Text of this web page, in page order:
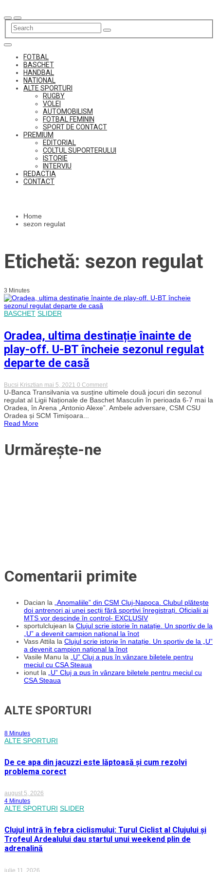
to
content
FOTBAL
BASCHET
HANDBAL
NATIONAL
ALTE SPORTURI
RUGBY
VOLEI
AUTOMOBILISM
FOTBAL FEMININ
SPORT DE CONTACT
PREMIUM
EDITORIAL
COLTUL SUPORTERULUI
ISTORIE
INTERVIU
REDACTIA
CONTACT
Home
sezon regulat
Etichetă: sezon regulat
3 Minutes
BASCHET SLIDER
Oradea, ultima destinație înainte de
play-off. U-BT încheie sezonul regulat
departe de casă
Bucsi Krisztian mai 5, 2021 0 Commenton
Oradea,
ultima
destinație
înainte
U-Banca Transilvania va susține ultimele două jocuri din sezonul
regulat al Ligii Naționale de Baschet Masculin în perioada 6-7 mai la
Oradea, în Arena „Antonio Alexe”. Ambele adversare, CSM CSU
Oradea și SCM Timișoara...
Read More
Urmărește-ne
Comentarii primite
Dacian la
„Anomaliile” din CSM Cluj-Napoca. Clubul plătește
doi antrenori ai unei secții fără sportivi înregistrați. Oficialii ai
MTS vor descinde în control- EXCLUSIV
sportulclujean la Clujul scrie istorie în natație. Un sportiv de la
„U” a devenit campion național la înot
Vass Attila la Clujul scrie istorie în natație. Un sportiv de la „U”
a devenit campion național la înot
Vasile Manu la
„U” Cluj a pus în vânzare biletele pentru
meciul cu CSA Steaua
ionut la
„U” Cluj a pus în vânzare biletele pentru meciul cu
CSA Steaua
ALTE SPORTURI
8 Minutes
ALTE SPORTURI
De ce apa din jacuzzi este lăptoasă și cum rezolvi
problema corect
august 5, 2026
4 Minutes
ALTE SPORTURI SLIDER
Clujul intră în febra ciclismului: Turul Ciclist al Clujului și
Trofeul Ardealului dau startul unui weekend plin de
adrenalină
iulie 11, 2026